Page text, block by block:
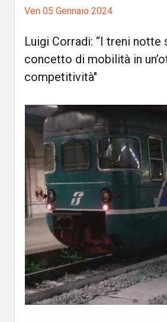
Ven 05 Gennaio 2024
Luigi Corradi: “I treni
concetto di mobilità in
competitività"